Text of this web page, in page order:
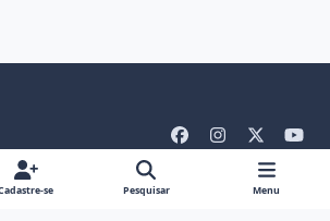
a
n
o
u
Política De Privacidade
Contato
se Pesquisar Menu